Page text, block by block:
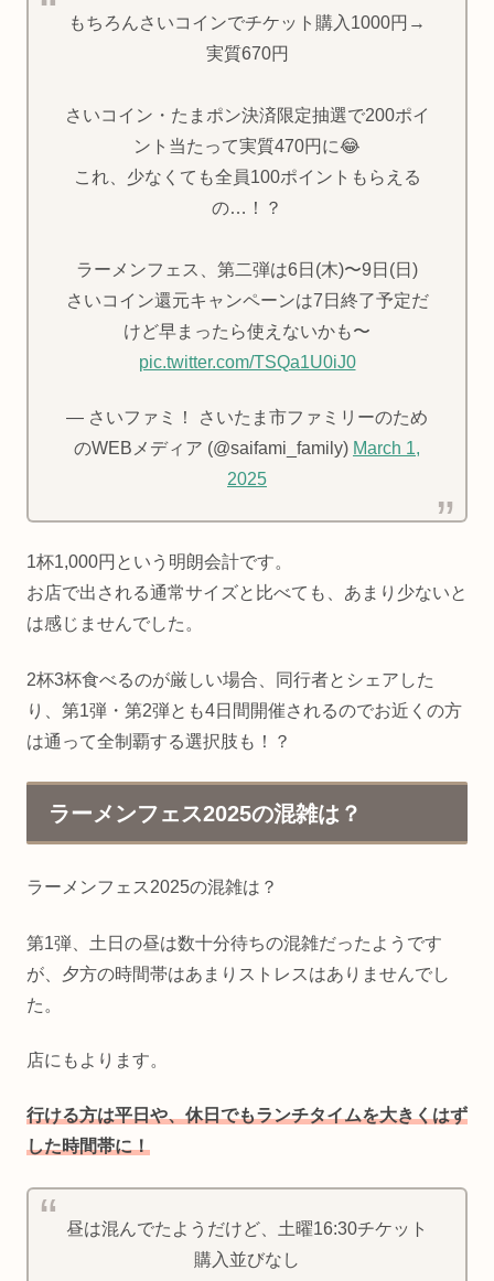
もちろんさいコインでチケット購入1000円→
実質670円
さいコイン・たまポン決済限定抽選で200ポイ
ント当たって実質470円に😂
これ、少なくても全員100ポイントもらえる
の…！？
ラーメンフェス、第二弾は6日(木)〜9日(日)
さいコイン還元キャンペーンは7日終了予定だ
けど早まったら使えないかも〜
pic.twitter.com/TSQa1U0iJ0
— さいファミ！ さいたま市ファミリーのため
のWEBメディア (@saifami_family) March 1,
2025
1杯1,000円という明朗会計です。
お店で出される通常サイズと比べても、あまり少ないと
は感じませんでした。
2杯3杯食べるのが厳しい場合、同行者とシェアした
り、第1弾・第2弾とも4日間開催されるのでお近くの方
は通って全制覇する選択肢も！？
ラーメンフェス2025の混雑は？
ラーメンフェス2025の混雑は？
第1弾、土日の昼は数十分待ちの混雑だったようです
が、夕方の時間帯はあまりストレスはありませんでし
た。
店にもよります。
行ける方は平日や、休日でもランチタイムを大きくはず
した時間帯に！
昼は混んでたようだけど、土曜16:30チケット
購入並びなし